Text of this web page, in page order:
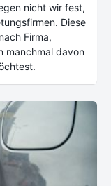
nicht wir fest,
Diese
Firma,
manchmal davon